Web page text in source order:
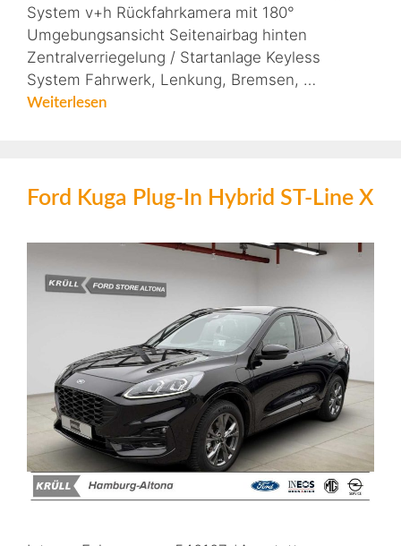
System v+h Rückfahrkamera mit 180°
Umgebungsansicht Seitenairbag hinten
Zentralverriegelung / Startanlage Keyless
System Fahrwerk, Lenkung, Bremsen, …
Weiterlesen
Ford Kuga Plug-In Hybrid ST-Line X